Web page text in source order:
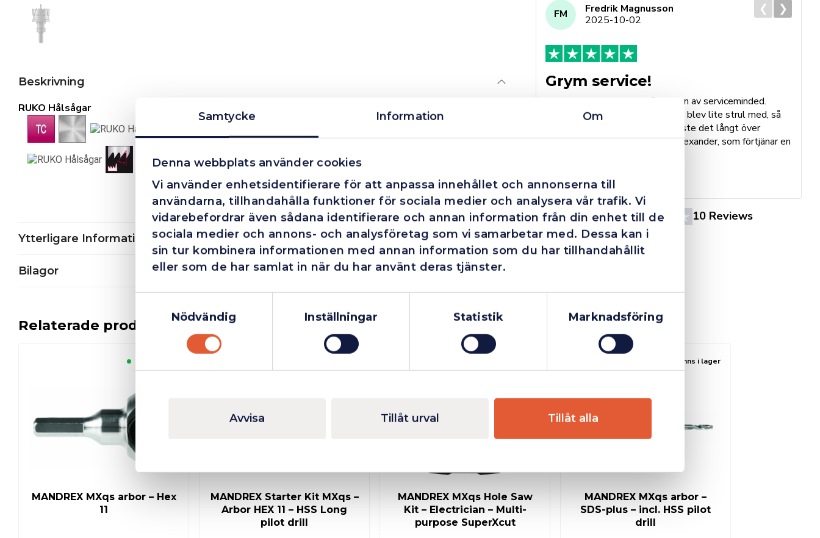
Samtycke Information Om
Denna webbplats använder cookies
Vi använder enhetsidentifierare för att anpassa innehållet och annonserna till
användarna, tillhandahålla funktioner för sociala medier och analysera vår trafik. Vi
vidarebefordrar även sådana identifierare och annan information från din enhet till de
sociala medier och annons- och analysföretag som vi samarbetar med. Dessa kan i
sin tur kombinera informationen med annan information som du har tillhandahållit
eller som de har samlat in när du har använt deras tjänster.
Nödvändig
Inställningar Statistik Marknadsföring
Avvisa Tillåt urval Tillåt alla
4.4 10 Reviews
FM
Fredrik Magnusson
2025-10-02
Grym service!
Dom här grabbarna är definitionen av serviceminded.
Trots en billigare order, som det blev lite strul med, så
agerade dom blixtsnabbt och löste det långt över
förväntan. Hade kontakt med Alexander, som förtjänar en
❮ ❯
Beskrivning
RUKO Hålsågar
Ytterligare Information
Bilagor
Relaterade produkter
MANDREX MXqs arbor – Hex
11
MANDREX Starter Kit MXqs –
Arbor HEX 11 – HSS Long
pilot drill
MANDREX MXqs Hole Saw
Kit – Electrician – Multi-
purpose SuperXcut
Finns i lager
MANDREX MXqs arbor –
SDS-plus – incl. HSS pilot
drill